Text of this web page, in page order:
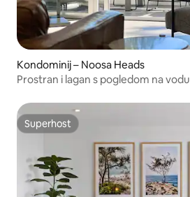
Kondominij – Noosa Heads
Prostran i lagan s pogledom na vodu
Superhost
Superhost